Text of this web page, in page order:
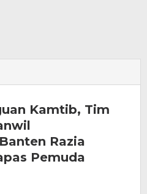
Kamtib, Tim
Razia
Pemuda